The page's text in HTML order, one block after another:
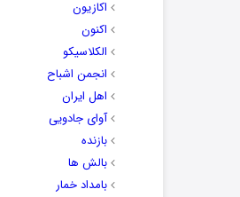
اکازیون
اکنون
الکلاسیکو
انجمن اشباح
اهل ایران
آوای جادویی
بازنده
بالش ها
بامداد خمار